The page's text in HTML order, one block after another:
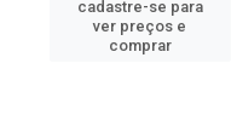
cadastre-se para
ver preços e
comprar